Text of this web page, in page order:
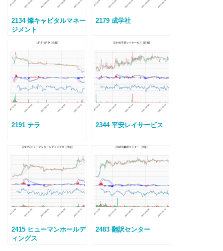
2134 燦キャピタルマネー
ジメント
2179 成学社
2191 テラ 2344 平安レイサービス
2415 ヒューマンホールデ
ィングス
2483 翻訳センター